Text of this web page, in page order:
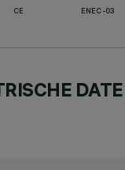
CE ENEC-03